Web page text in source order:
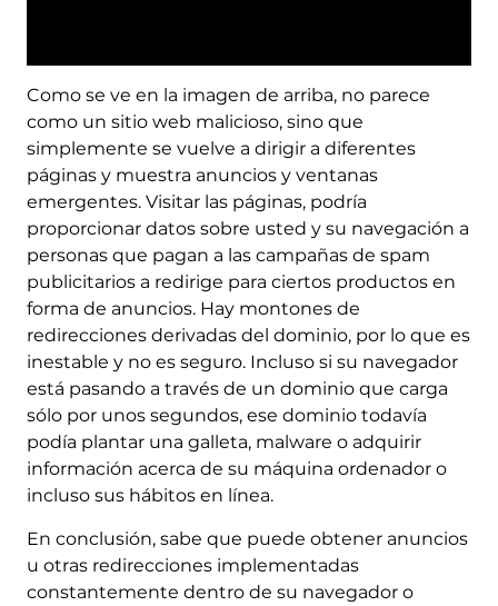
Como se ve en la imagen de arriba, no parece
como un sitio web malicioso, sino que
simplemente se vuelve a dirigir a diferentes
páginas y muestra anuncios y ventanas
emergentes. Visitar las páginas, podría
proporcionar datos sobre usted y su navegación a
personas que pagan a las campañas de spam
publicitarios a redirige para ciertos productos en
forma de anuncios. Hay montones de
redirecciones derivadas del dominio, por lo que es
inestable y no es seguro. Incluso si su navegador
está pasando a través de un dominio que carga
sólo por unos segundos, ese dominio todavía
podía plantar una galleta, malware o adquirir
información acerca de su máquina ordenador o
incluso sus hábitos en línea.
En conclusión, sabe que puede obtener anuncios
u otras redirecciones implementadas
constantemente dentro de su navegador o